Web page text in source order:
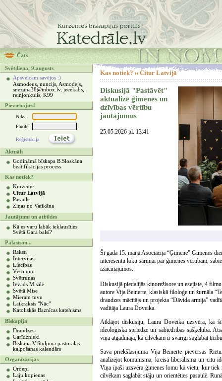
Čats
Svētdiena, 9.augusts
Apsveicam savējos :)
Asmodeus, nuncijs, Asmodejs,
snezana38@inbox.lv, jeeekabs,
reinjonkulis, K99
Pievienojies!
Niks:
Parole:
Reģistrācija
Aktuāli
Godināmā bīskapa B.Sloskāna
beatifikācijas process
Kas notiek?
Kurzemē
Citur Latvijā
Pasaulē
Ziņas no Vatikāna
Jautājumi un atbildes
Kā es varu labāk ieklausīties
Svētā Gara balsī?
Palasīsim...
Raksti
Intervijas
Liecības
Vēstījumi
Svētrunas
Ievads Misālē
Svētā Mise
Mieram tuvu
Laikraksts "Nāc"
Katoliskās Baznīcas katehisms
Bīskapija
Draudzes
Garīdznieki
Bīskapa V.Stulpina pastorālās
kalpošanas kalendārs
Organizācijas
Ordeņi
Laju kopienas
Kas notiek? Citur Latvijā
Diskusijā "Pastāvēt"
aktualizē ģimenes un
dzīvības vērtību
jautājumus
25.05.2026 pl. 13:41
Šī gada 15. maijā Asociācija “Ģimene” Ģimenes
interesentu loku sarunai par ģimenes vērtībām,
izaicinājumos.
Diskusijā piedalījās kinorežisore un esejiste, 4
autore Vija Beinerte, klasiskā filoloģe un žurnāla
draudzes mācītājs un projekta “Dāvida armija”
vadītāja Laura Doveika.
Atklājot diskusiju, Laura Doveika uzsvēra, ka
ideoloģiska spriedze un sabiedrības sašķeltība.
viņa atgādināja, ka cilvēkam ir svarīgi saglabāt
Savā priekšlasījumā Vija Beinerte pievērsās
analizējot komunisma, kreisā liberālisma un citu
Viņa īpaši uzsvēra ģimenes lomu kā vietu, kur tiek
cilvēkam saglabāt stāju un orientēties pasaulē.